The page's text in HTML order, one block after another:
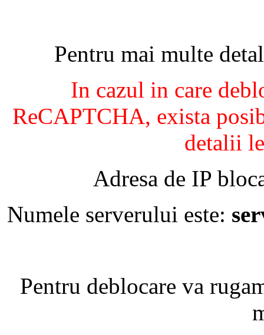
Pentru mai multe
In cazul in care
ReCAPTCHA, exista
detalii
Adresa de IP
Numele serverului este:
Pentru deblocare va